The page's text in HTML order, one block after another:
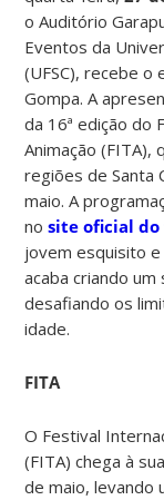
o Auditório
Eventos da
(UFSC), recebe o
Gompa. A
da 16ª edição do
Animação
regiões de Santa
maio. A
nosite oficial
jovem esquisito
acaba criando
desafiando os
idade.
FITA
O Festival
(FITA) chega à
de maio, levando